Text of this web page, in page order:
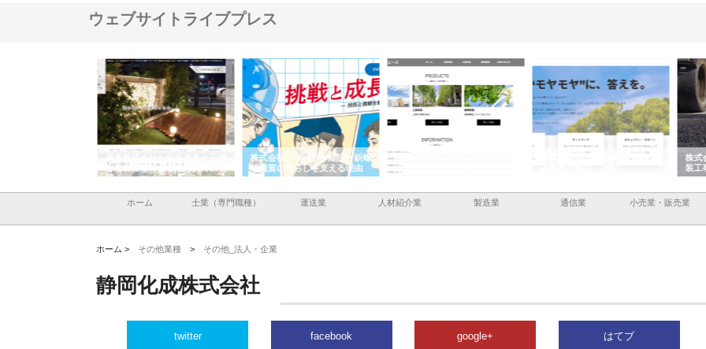
ウェブサイトライブプレス
で滋賀の暮らしを支える理由
株式会社メタルエースの企業サ
イトが提供する充実した情報内
容とは
株式会社山形道路が手がける舗
ホ
る
績
ホーム 士業（専門職種） 運送業 人材紹介業 製造業 通信業 小売業・販売業
ホーム > その他業種 > その他_法人・企業
静岡化成株式会社
twitter facebook google+ はてブ